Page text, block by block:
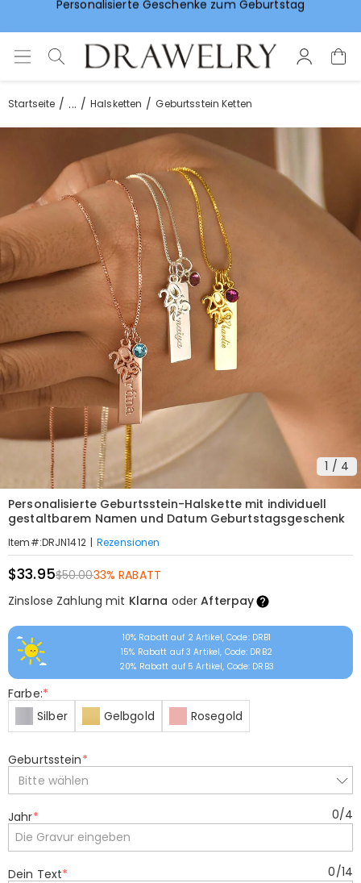
Startseite ... Halsketten Geburtsstein Ketten
1 / 4
Personalisierte Geburtsstein-Halskette mit individuell
gestaltbarem Namen und Datum Geburtstagsgeschenk
Item#:DRJN1412 | Rezensionen
$33.95$50.0033% RABATT
Zinslose Zahlung mit Klarna oderAfterpay
10% Rabatt auf 2 Artikel, Code: DRB1
15% Rabatt auf 3 Artikel, Code: DRB2
20% Rabatt auf 5 Artikel, Code: DRB3
Farbe:*
Silber
Gelbgold Rosegold
Geburtsstein*
Bitte wählen
Jahr* 0/4
Dein Text* 0/14